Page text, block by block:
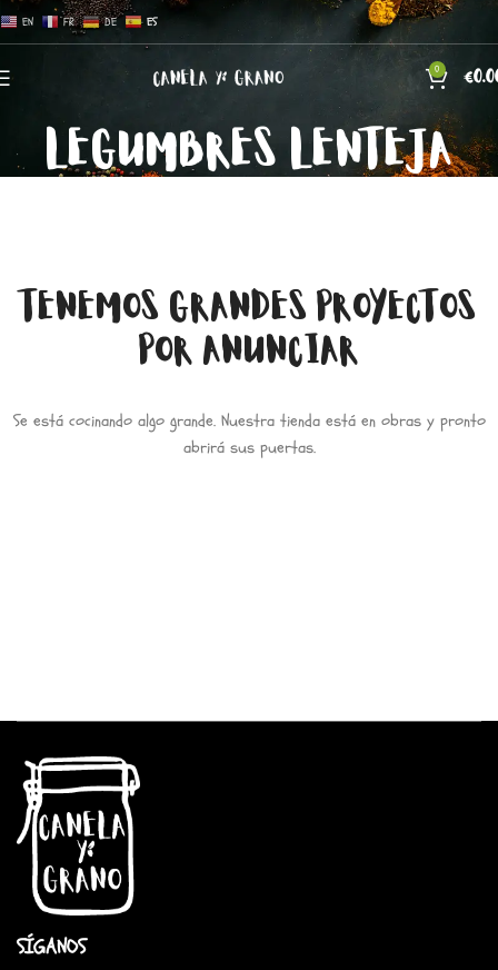
EN FR DE ES
0 €
LEGUMBRES LENTEJA
TENEMOS GRANDES PROYECTOS
POR ANUNCIAR
Se está cocinando algo grande. Nuestra tienda está en obras y pronto
abrirá sus puertas.
SÍGANOS